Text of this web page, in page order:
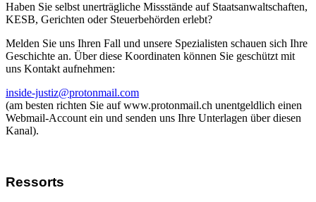
Haben Sie selbst unerträgliche Missstände auf Staatsanwaltschaften,
KESB, Gerichten oder Steuerbehörden erlebt?
Melden Sie uns Ihren Fall und unsere Spezialisten schauen sich Ihre
Geschichte an. Über diese Koordinaten können Sie geschützt mit
uns Kontakt aufnehmen:
inside-justiz@protonmail.com
(am besten richten Sie auf www.protonmail.ch unentgeldlich einen
Webmail-Account ein und senden uns Ihre Unterlagen über diesen
Kanal).
Ressorts